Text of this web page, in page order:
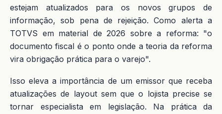
estejam atualizados para os novos grupos de
informação, sob pena de rejeição. Como alerta a
TOTVS em material de 2026 sobre a reforma: "o
documento fiscal é o ponto onde a teoria da reforma
vira obrigação prática para o varejo".
Isso eleva a importância de um emissor que receba
atualizações de layout sem que o lojista precise se
tornar especialista em legislação. Na prática da